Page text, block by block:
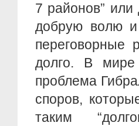
7 районов”
добрую волю
переговорные
долго. В
проблема
споров,
таким